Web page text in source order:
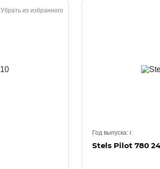
Убрать из избранного
Год выпуска:г.
Stels Pilot 780